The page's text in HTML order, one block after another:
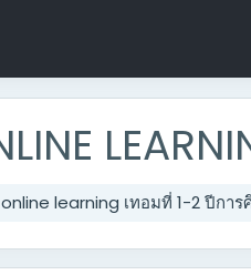
learning เทอมที่ 1-2 ปีการ